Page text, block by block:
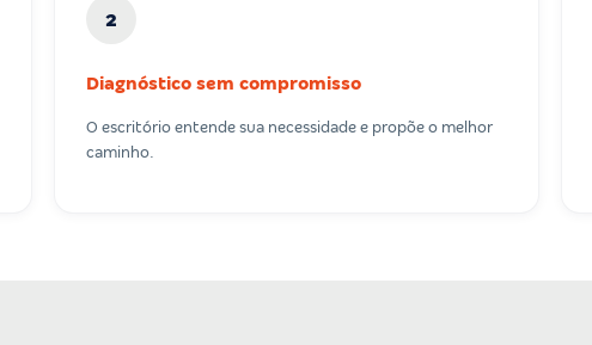
2
Diagnóstico sem compromisso
O escritório entende sua necessidade e propõe o melhor
caminho.